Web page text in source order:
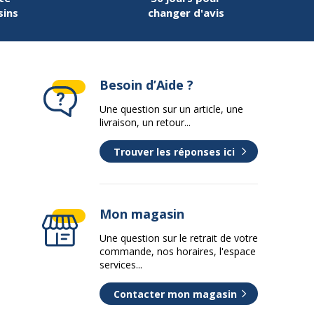
changer d'avis
Besoin d’Aide ?
Une question sur un article, une
livraison, un retour...
Trouver les réponses ici
Mon magasin
Une question sur le retrait de votre
commande, nos horaires, l'espace
services...
Contacter mon magasin